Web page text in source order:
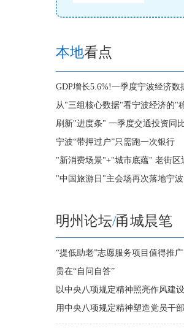
本地看点
GDP增长5.6%!一季度宁波经济数
从"三组核心数据"看宁波经济的"
刷新"进度条" 一季度交通投资同
宁波“带押过户”只需跑一次银行
"新消费场景"+"城市底蕴" 老街区
"中国旅游日"主会场再次落地宁
明州论坛/甬城晨笔
“提低助老”志愿服务项目值得推广
贵在“自问自答”
以中央八项规定精神照亮作风建
用中央八项规定精神塑造党员干